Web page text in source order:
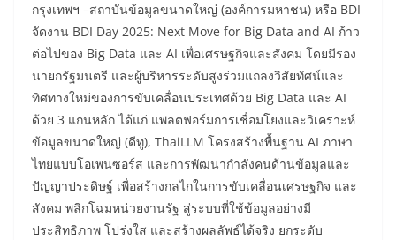
​กรุงเทพฯ –สถาบันข้อมูลขนาดใหญ่ (องค์การมหาชน) หรือ BDI
จัดงาน BDI Day 2025: Next Move for Big Data and AI ก้าว
ต่อไปของ Big Data และ AI เพื่อเศรษฐกิจและสังคม โดยมีรอง
นายกรัฐมนตรี และผู้บริหารระดับสูงร่วมแถลงวิสัยทัศน์และ
ทิศทางใหม่ของการขับเคลื่อนประเทศด้วย Big Data และ AI
ด้วย 3 แกนหลัก ได้แก่ แพลตฟอร์มการเชื่อมโยงและวิเคราะห์
ข้อมูลขนาดใหญ่ (ดีทู), ThaiLLM โครงสร้างพื้นฐาน AI ภาษา
ไทยแบบโอเพนซอร์ส และการพัฒนากำลังคนด้านข้อมูลและ
ปัญญาประดิษฐ์ เพื่อสร้างกลไกในการขับเคลื่อนเศรษฐกิจ และ
สังคม พลิกโฉมหน่วยงานรัฐ สู่ระบบที่ใช้ข้อมูลอย่างมี
ประสิทธิภาพ โปร่งใส และสร้างผลลัพธ์ได้จริง ยกระดับ